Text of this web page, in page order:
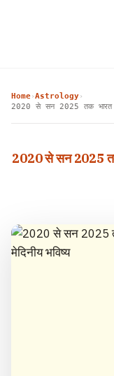
Home›Astrology›
2020 से सन 2025 तक भारत
2020 से सन 2025 तक